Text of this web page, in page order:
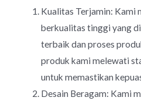
Kualitas Terjamin: Kami
berkualitas tinggi yang
terbaik dan proses
produk kami melewati
untuk memastikan
Desain Beragam: Kami